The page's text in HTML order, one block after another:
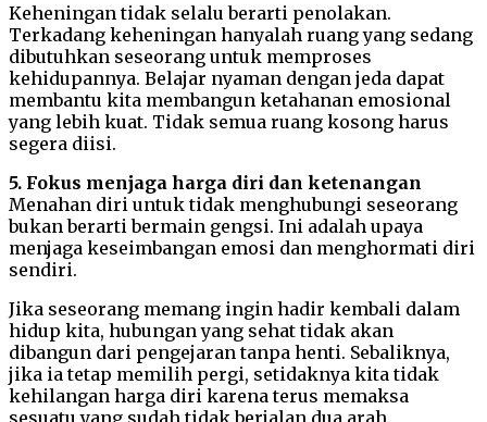
Keheningan tidak selalu berarti penolakan.
Terkadang keheningan hanyalah ruang yang sedang
dibutuhkan seseorang untuk memproses
kehidupannya. Belajar nyaman dengan jeda dapat
membantu kita membangun ketahanan emosional
yang lebih kuat. Tidak semua ruang kosong harus
segera diisi.
5. Fokus menjaga harga diri dan ketenangan
Menahan diri untuk tidak menghubungi seseorang
bukan berarti bermain gengsi. Ini adalah upaya
menjaga keseimbangan emosi dan menghormati diri
sendiri.
Jika seseorang memang ingin hadir kembali dalam
hidup kita, hubungan yang sehat tidak akan
dibangun dari pengejaran tanpa henti. Sebaliknya,
jika ia tetap memilih pergi, setidaknya kita tidak
kehilangan harga diri karena terus memaksa
sesuatu yang sudah tidak berjalan dua arah.